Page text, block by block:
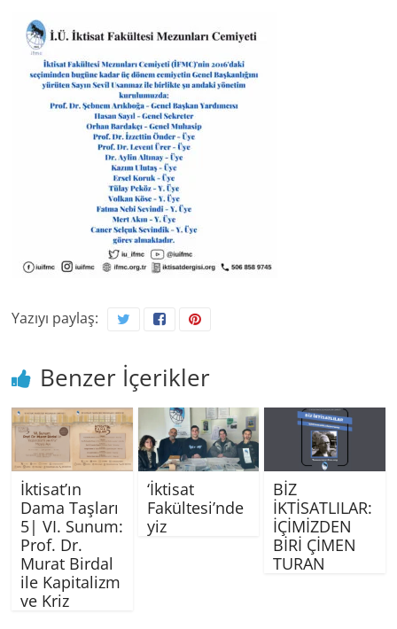
Yazıyı paylaş:
Benzer İçerikler
İktisat’ın
Dama Taşları
5| VI. Sunum:
Prof. Dr.
Murat Birdal
ile Kapitalizm
ve Kriz
‘İktisat
Fakültesi’nde
yiz
BİZ
İKTİSATLILAR:
İÇİMİZDEN
BİRİ ÇİMEN
TURAN